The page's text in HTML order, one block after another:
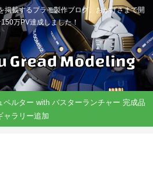
掲載するプラモ製作ブログ。おかげさまで開
万PV達成しました！
ペルター with バスターランチャー 完成品
ャラリー追加